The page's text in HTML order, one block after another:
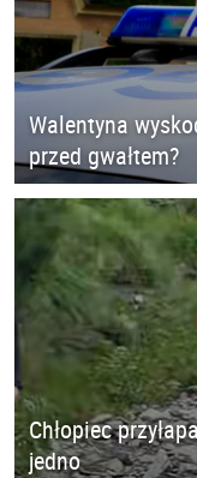
Walentyna
przed gwałtem?
Chłopiec
jedno